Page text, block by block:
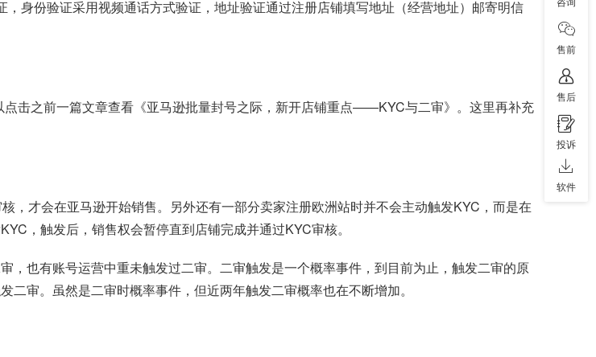
身份验证采用视频通话方式验证，地址验证通过注册店铺填写地址（经营地址）邮寄明信
击之前一篇文章查看《亚马逊批量封号之际，新开店铺重点——KYC与二审》。这里再补充
，才会在亚马逊开始销售。另外还有一部分卖家注册欧洲站时并不会主动触发KYC，而是在
，触发后，销售权会暂停直到店铺完成并通过KYC审核。
也有账号运营中重未触发过二审。二审触发是一个概率事件，到目前为止，触发二审的原
审。虽然是二审时概率事件，但近两年触发二审概率也在不断增加。
售前
售后
投诉
软件